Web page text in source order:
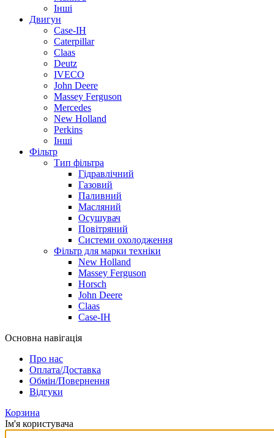
Інші
Двигун
Case-IH
Caterpillar
Claas
Deutz
IVECO
John Deere
Massey Ferguson
Mercedes
New Holland
Perkins
Інші
Фільтр
Тип фільтра
Гідравлічний
Газовий
Паливний
Масляний
Осушувач
Повітряний
Системи охолодження
Фільтр для марки техніки
New Holland
Massey Ferguson
Horsch
John Deere
Claas
Case-IH
Основна навігація
Про нас
Оплата/Доставка
Обмін/Повернення
Відгуки
Корзина
Ім'я користувача